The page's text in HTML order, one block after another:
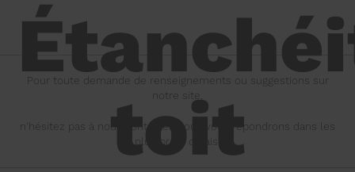
toit
Pour toute demande de renseignements ou suggestions sur
notre site,
n'hésitez pas à nous contacter, nous vous répondrons dans les
plus brefs délais.